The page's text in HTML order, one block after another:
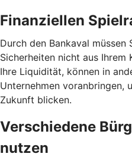
Finanziellen
Durch den Bankaval
Sicherheiten nicht aus Ihrem
Ihre Liquidität, können in
Unternehmen voranbringen,
Zukunft blicken.
Verschiedene
nutzen